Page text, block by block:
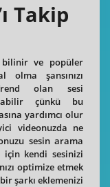
Takip
bilinir ve popüler
şansınızı
olan sesi
çünkü bu
yardımcı olur
videonuzda ne
sesin arama
kendi sesinizi
optimize etmek
şarkı eklemenizi